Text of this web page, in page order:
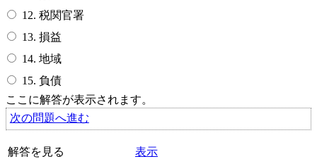
12. 税関官署
13. 損益
14. 地域
15. 負債
ここに解答が表示されます。
次の問題へ進む
解答を見る
表示